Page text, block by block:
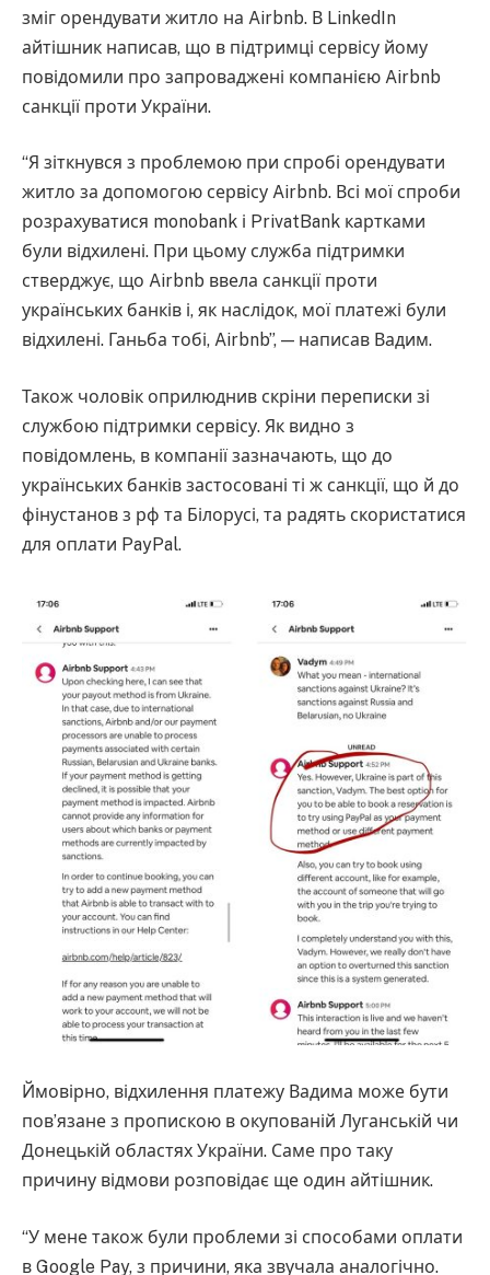
зміг орендувати житло на Airbnb. В LinkedIn
айтішник написав, що в підтримці сервісу йому
повідомили про запроваджені компанією Airbnb
санкції проти України.
“Я зіткнувся з проблемою при спробі орендувати
житло за допомогою сервісу Airbnb. Всі мої спроби
розрахуватися monobank і PrivatBank картками
були відхилені. При цьому служба підтримки
стверджує, що Airbnb ввела санкції проти
українських банків і, як наслідок, мої платежі були
відхилені. Ганьба тобі, Airbnb”, — написав Вадим.
Також чоловік оприлюднив скріни переписки зі
службою підтримки сервісу. Як видно з
повідомлень, в компанії зазначають, що до
українських банків застосовані ті ж санкції, що й до
фінустанов з рф та Білорусі, та радять скористатися
для оплати PayPal.
Ймовірно, відхилення платежу Вадима може бути
пов’язане з пропискою в окупованій Луганській чи
Донецькій областях України. Саме про таку
причину відмови розповідає ще один айтішник.
“У мене також були проблеми зі способами оплати
в Google Pay, з причини, яка звучала аналогічно.